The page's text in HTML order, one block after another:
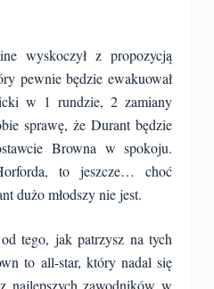
wyskoczył z propozycją
pewnie będzie ewakuował
w 1 rundzie, 2 zamiany
sprawę, że Durant będzie
Browna w spokoju.
to jeszcze… choć
dużo młodszy nie jest.
tego, jak patrzysz na tych
to all-star, który nadal się
zawodników w